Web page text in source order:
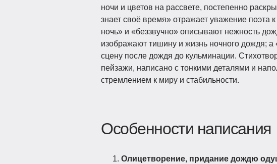
ночи и цветов на рассвете, постепенно
знает своё время» отражает уважение поэта
ночь» и «беззвучно» описывают нежность
изображают тишину и жизнь ночного дождя;
сцену после дождя до кульминации.
пейзажи, написано с тонкими деталями и
стремлением к миру и стабильности.
Особенности написания
Олицетворение, придание дождю